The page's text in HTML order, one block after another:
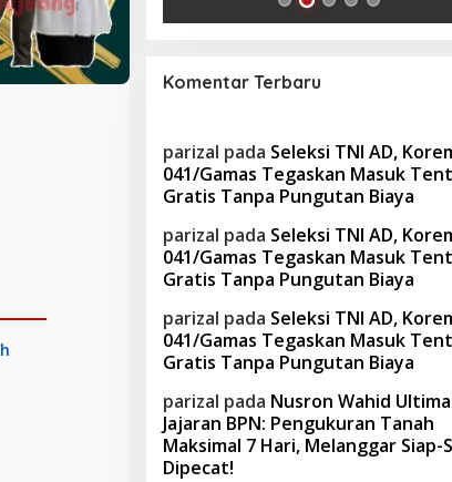
Komentar Terbaru
parizal pada Seleksi TNI AD,
041/Gamas Tegaskan Masuk
Gratis Tanpa Pungutan Biaya
parizal pada Seleksi TNI AD,
041/Gamas Tegaskan Masuk
Gratis Tanpa Pungutan Biaya
parizal pada Seleksi TNI AD,
041/Gamas Tegaskan Masuk
Gratis Tanpa Pungutan Biaya
parizal pada Nusron Wahid
Jajaran BPN: Pengukuran Tanah
Maksimal 7 Hari, Melanggar Siap-
Dipecat!